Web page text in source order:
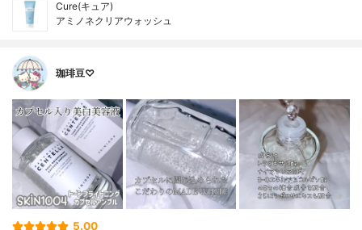
Cure(キュア)
アミノネクリアウォッシュ
珈琲豆♡
5.00